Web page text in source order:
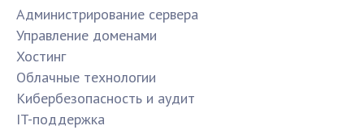
Администрирование сервера
Управление доменами
Хостинг
Облачные технологии
Кибербезопасность и аудит
IT-поддержка